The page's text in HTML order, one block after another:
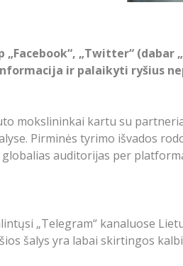
„Twitter“ (dabar
ir palaikyti ryšius
mokslininkai kartu su
Pirminės tyrimo išvados
auditorijas per
„Telegram“ kanaluose
šalys yra labai skirtingos